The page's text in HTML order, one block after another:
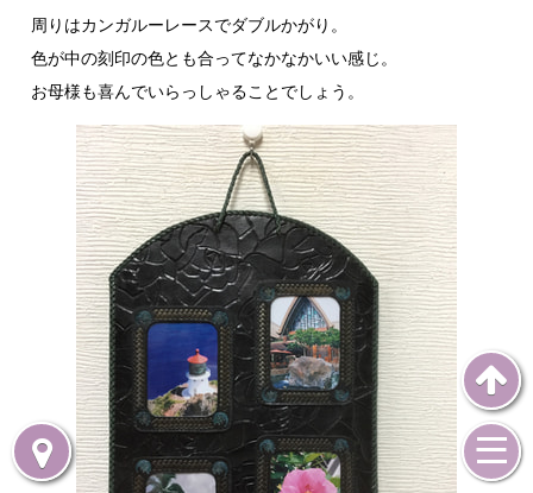
周りはカンガルーレースでダブルかがり。
色が中の刻印の色とも合ってなかなかいい感じ。
お母様も喜んでいらっしゃることでしょう。